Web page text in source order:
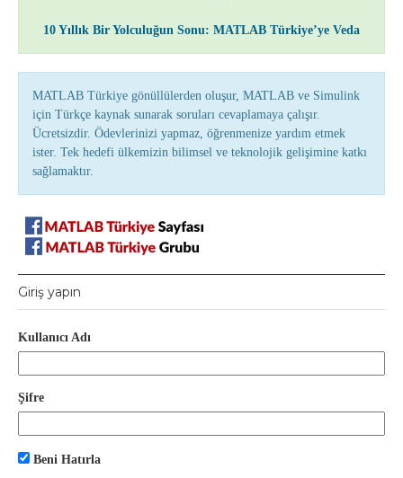
10 Yıllık Bir Yolculuğun Sonu: MATLAB Türkiye’ye Veda
MATLAB Türkiye gönüllülerden oluşur, MATLAB ve Simulink
için Türkçe kaynak sunarak soruları cevaplamaya çalışır.
Ücretsizdir. Ödevlerinizi yapmaz, öğrenmenize yardım etmek
ister. Tek hedefi ülkemizin bilimsel ve teknolojik gelişimine katkı
sağlamaktır.
Giriş yapın
Kullanıcı Adı
Şifre
Beni Hatırla